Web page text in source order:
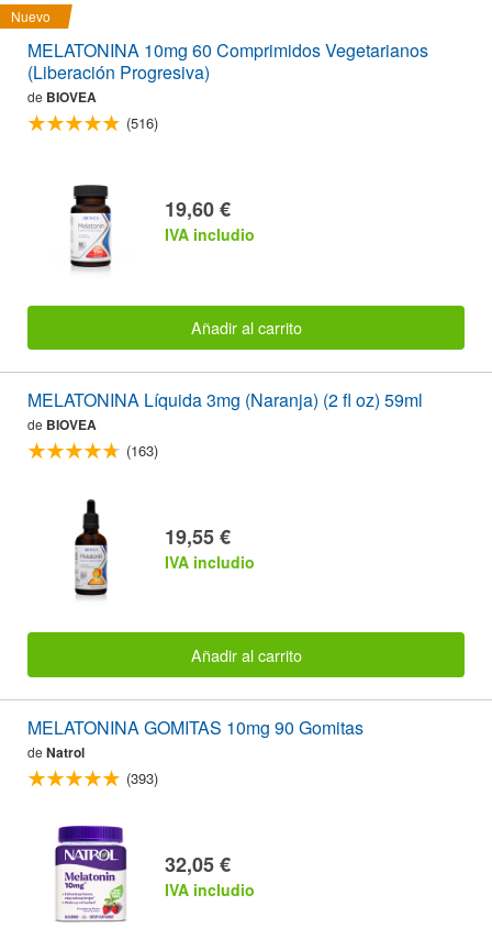
Nuevo
MELATONINA 10mg 60 Comprimidos Vegetarianos
(Liberación Progresiva)
de BIOVEA
(516)
19,60 €
IVA includio
Añadir al carrito
MELATONINA Líquida 3mg (Naranja) (2 fl oz) 59ml
de BIOVEA
(163)
19,55 €
IVA includio
Añadir al carrito
MELATONINA GOMITAS 10mg 90 Gomitas
de Natrol
(393)
32,05 €
IVA includio